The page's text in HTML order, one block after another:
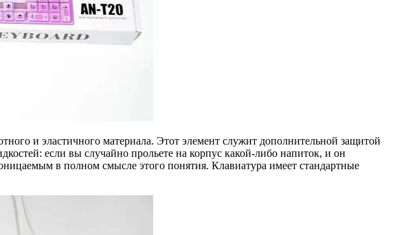
и эластичного материала. Этот элемент служит дополнительной защитой
если вы случайно прольете на корпус какой-либо напиток, и он
в полном смысле этого понятия. Клавиатура имеет стандартные